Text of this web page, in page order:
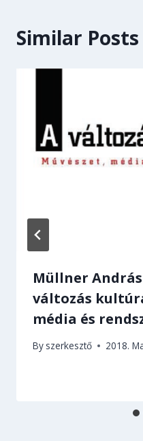
Similar Posts
Müllner András
változás
média és
By szerkesztő 2018.